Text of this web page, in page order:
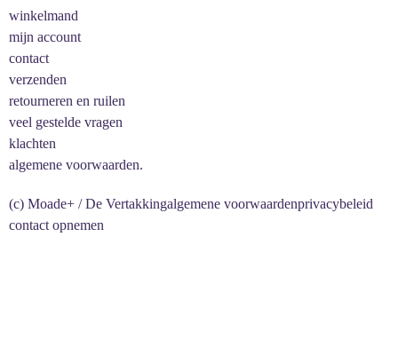
winkelmand
mijn account
contact
verzenden
retourneren en ruilen
veel gestelde vragen
klachten
algemene voorwaarden.
(c) Moade+ / De Vertakkingalgemene voorwaardenprivacybeleid
contact opnemen